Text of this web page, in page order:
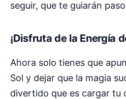
seguir, que te guiarán
¡Disfruta de la Energía
Ahora solo tienes que
Sol y dejar que la magia
divertido que es cargar tu